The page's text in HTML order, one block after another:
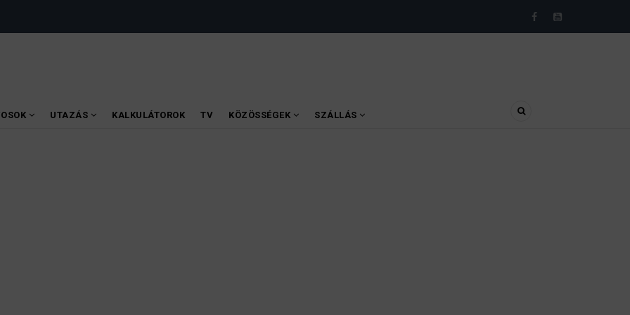
UTAZÁS KALKULÁTOROK TV KÖZÖSSÉGEK SZÁLLÁS